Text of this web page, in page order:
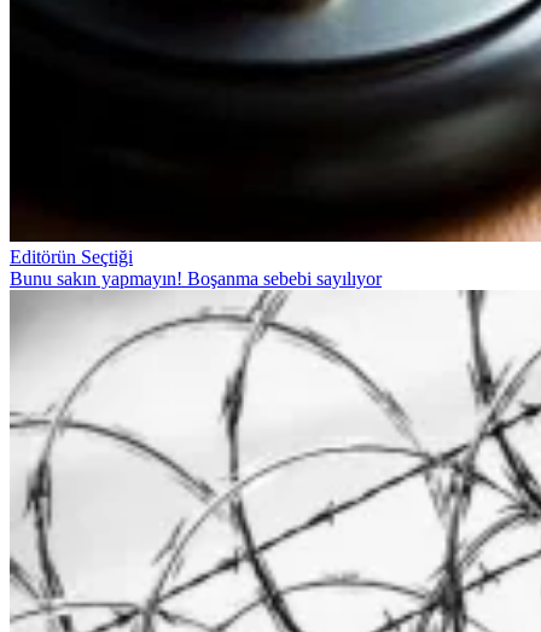
Editörün Seçtiği
Bunu sakın yapmayın! Boşanma sebebi sayılıyor